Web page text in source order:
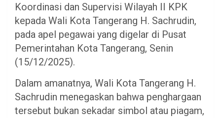
Koordinasi dan Supervisi Wilayah II KPK
kepada Wali Kota Tangerang H. Sachrudin,
pada apel pegawai yang digelar di Pusat
Pemerintahan Kota Tangerang, Senin
(15/12/2025).
Dalam amanatnya, Wali Kota Tangerang H.
Sachrudin menegaskan bahwa penghargaan
tersebut bukan sekadar simbol atau piagam,